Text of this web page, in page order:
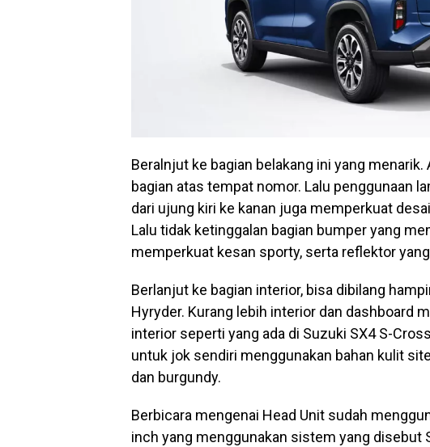
Beralnjut ke bagian belakang ini yang menarik.
bagian atas tempat nomor. Lalu penggunaan
dari ujung kiri ke kanan juga memperkuat
Lalu tidak ketinggalan bagian bumper yang
memperkuat kesan sporty, serta reflektor
Berlanjut ke bagian interior, bisa dibilang
Hyryder. Kurang lebih interior dan dashboard
interior seperti yang ada di Suzuki SX4 S-
untuk jok sendiri menggunakan bahan kulit
dan burgundy.
Berbicara mengenai Head Unit sudah
inch yang menggunakan sistem yang disebut